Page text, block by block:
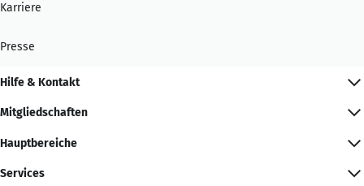
Karriere
Presse
Hilfe & Kontakt
Mitgliedschaften
Hauptbereiche
Services